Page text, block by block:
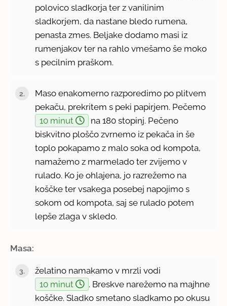
polovico sladkorja ter z vanilinim
sladkorjem, da nastane bledo rumena,
penasta zmes. Beljake dodamo masi iz
rumenjakov ter na rahlo vmešamo še moko
s pecilnim praškom.
Maso enakomerno razporedimo po plitvem
pekaču, prekritem s peki papirjem. Pečemo
10 minut
na 180 stopinj. Pečeno
biskvitno ploščo zvrnemo iz pekača in še
toplo pokapamo z malo soka od kompota,
namažemo z marmelado ter zvijemo v
rulado. Ko je ohlajena, jo razrežemo na
koščke ter vsakega posebej napojimo s
sokom od kompota, saj se rulado potem
lepše zlaga v skledo.
Masa:
želatino namakamo v mrzli vodi
10 minut
. Breskve narežemo na majhne
koščke. Sladko smetano sladkamo po okusu